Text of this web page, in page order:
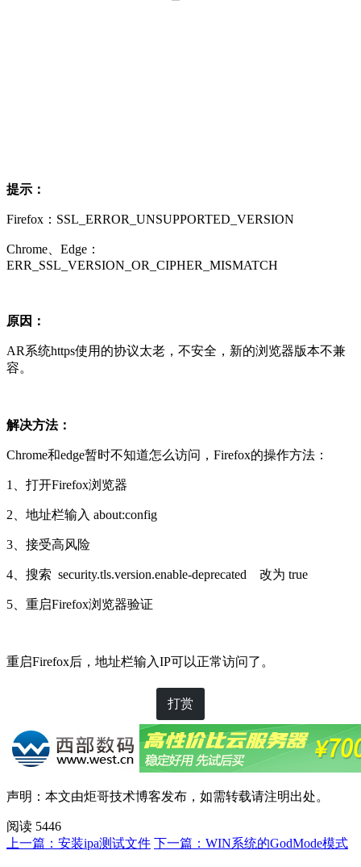
提示：
Firefox：SSL_ERROR_UNSUPPORTED_VERSION
Chrome、Edge：
ERR_SSL_VERSION_OR_CIPHER_MISMATCH
原因：
AR系统https使用的协议太老，不安全，新的浏览器版本不兼
容。
解决方法：
Chrome和edge暂时不知道怎么访问，Firefox的操作方法：
1、打开Firefox浏览器
2、地址栏输入 about:config
3、接受高风险
4、搜索 security.tls.version.enable-deprecated 改为 true
5、重启Firefox浏览器验证
重启Firefox后，地址栏输入IP可以正常访问了。
打赏
声明：本文由炬哥技术博客发布，如需转载请注明出处。
阅读 5446
上一篇：安装ipa测试文件 下一篇：WIN系统的GodMode模式